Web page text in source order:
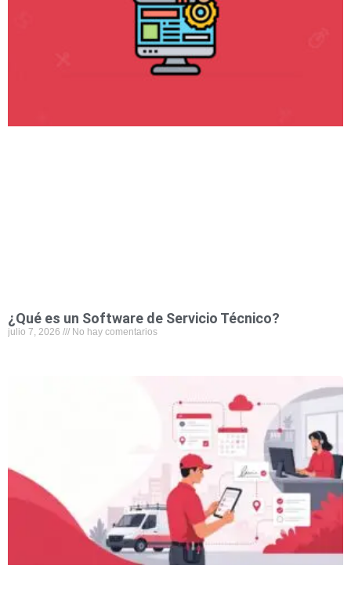
¿Qué es un Software de Servicio Técnico?
julio 7, 2026 No hay comentarios